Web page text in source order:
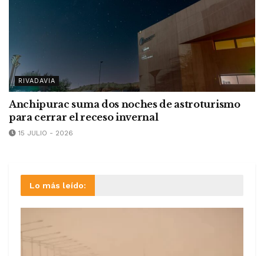
RIVADAVIA
Anchipurac suma dos noches de astroturismo
para cerrar el receso invernal
15 JULIO - 2026
Lo más leído: